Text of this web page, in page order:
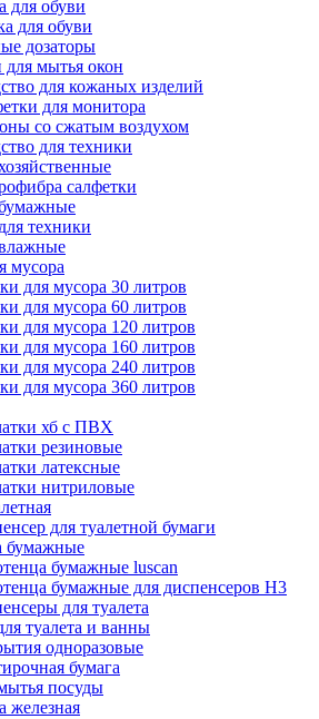
для обуви
для обуви
дозаторы
для мытья окон
для кожаных изделий
для монитора
со сжатым воздухом
для техники
салфетки
техники
мусора
для мусора 30 литров
для мусора 60 литров
для мусора 120 литров
для мусора 160 литров
для мусора 240 литров
для мусора 360 литров
хб с ПВХ
резиновые
латексные
нитриловые
для туалетной бумаги
бумажные
бумажные luscan
бумажные для диспенсеров H3
для туалета
туалета и ванны
одноразовые
бумага
посуды
железная